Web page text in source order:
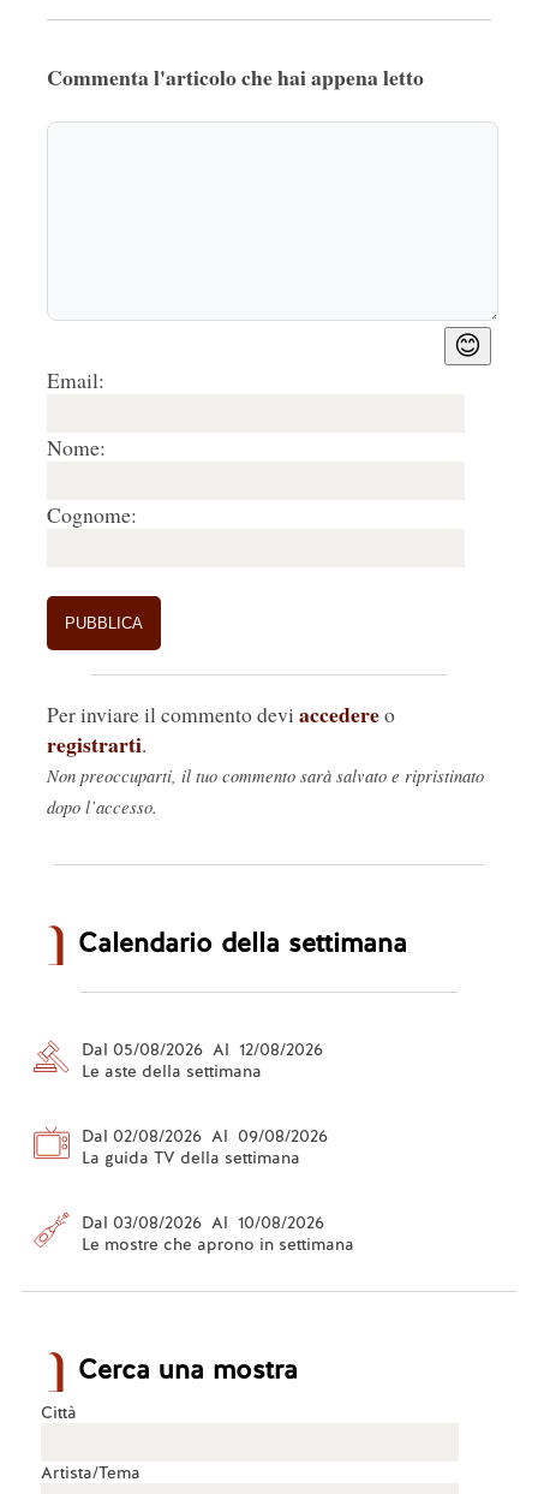
Commenta l'articolo che hai appena letto
😊
Email:
Nome:
Cognome:
Per inviare il commento devi accedereo
registrarti.
Non preoccuparti, il tuo commento sarà salvato e ripristinato
dopo l’accesso.
Calendario della settimana
Dal 05/08/2026 Al 12/08/2026
Le aste della settimana
Dal 02/08/2026 Al 09/08/2026
La guida TV della settimana
Dal 03/08/2026 Al 10/08/2026
Le mostre che aprono in settimana
Cerca una mostra
Città
Artista/Tema